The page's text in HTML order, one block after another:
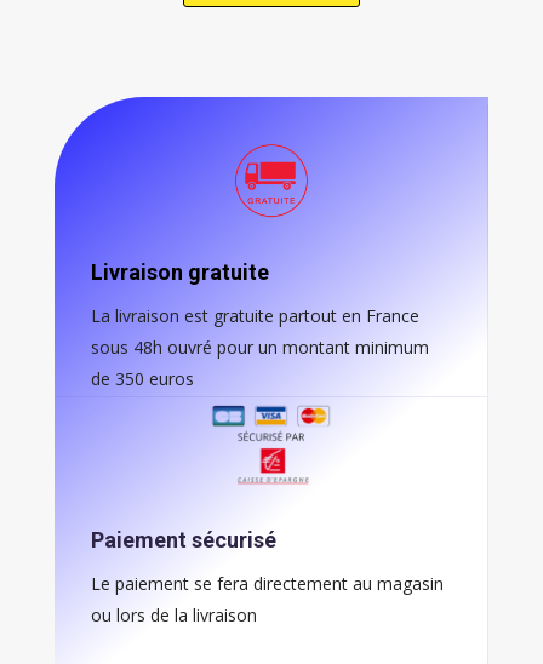
Livraison gratuite
La livraison est gratuite partout en France
sous 48h ouvré pour un montant minimum
de 350 euros
Paiement sécurisé
Le paiement se fera directement au magasin
ou lors de la livraison